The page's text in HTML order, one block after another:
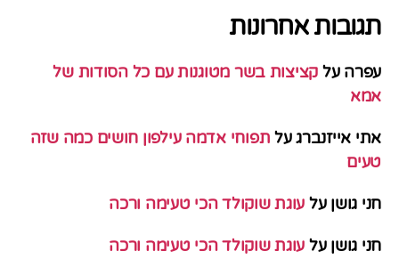
תגובות אחרונות
עפרה על קציצות בשר מטוגנות עם כל הסודות של
אמא
אתי אייזנברגעל תפוחי אדמה עילפון חושים כמה שזה
טעים
חני גושן על עוגת שוקולד הכי טעימה ורכה
חני גושן על עוגת שוקולד הכי טעימה ורכה